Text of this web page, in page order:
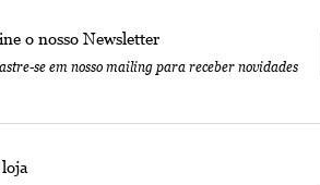
o nosso Newsletter
se em nosso mailing para receber novidades